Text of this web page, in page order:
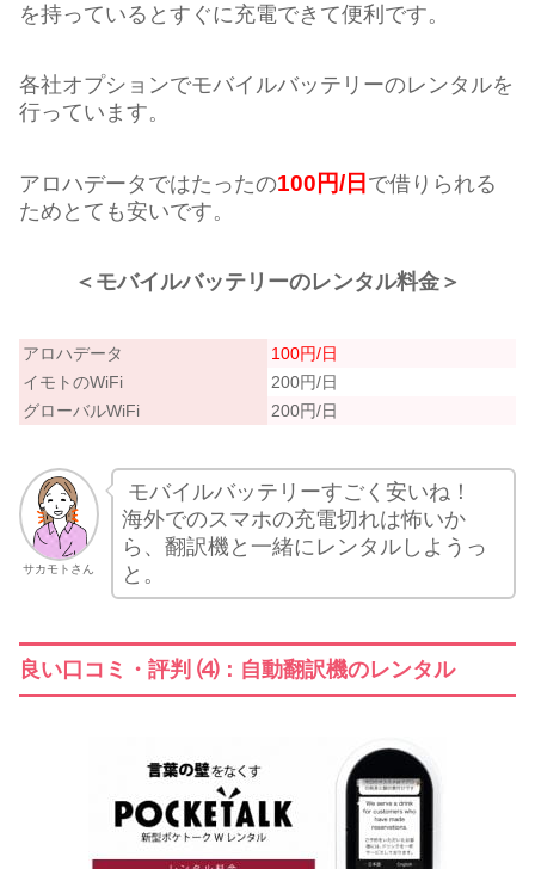
を持っているとすぐに充電できて便利です。
各社オプションでモバイルバッテリーのレンタルを
行っています。
アロハデータではたったの100円/日 で借りられる
ためとても安いです。
＜モバイルバッテリーのレンタル料金＞
アロハデータ
100円/日
イモトのWiFi
200円/日
グローバルWiFi
200円/日
サカモトさん
モバイルバッテリーすごく安いね！
海外でのスマホの充電切れは怖いか
ら、翻訳機と一緒にレンタルしようっ
と。
良い口コミ・評判 ⑷：自動翻訳機のレンタル